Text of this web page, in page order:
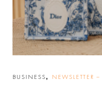
BUSINESS, NEWSLETTER